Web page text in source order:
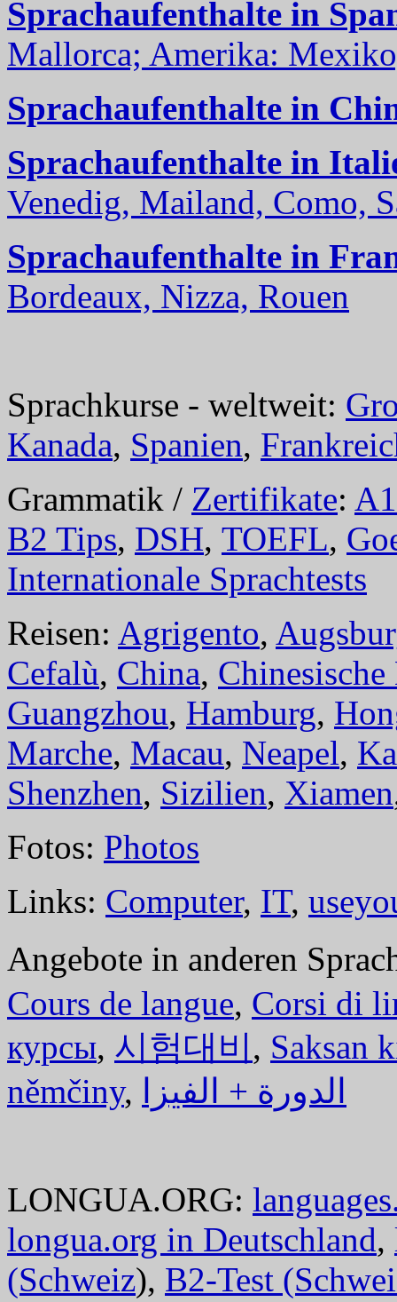
Sprachaufenthalte in
Mallorca; Amerika:
Sprachaufenthalte in
Sprachaufenthalte in
Venedig, Mailand, Como,
Sprachaufenthalte in
Bordeaux, Nizza, Rouen
Sprachkurse - weltweit:
Kanada, Spanien,
Grammatik / Zertifikate: A1
B2 Tips, DSH, TOEFL,
Internationale Sprachtests
Reisen: Agrigento,
Cefalù, China, Chinesische
Guangzhou, Hamburg,
Marche, Macau, Neapel,
Shenzhen, Sizilien, Xiamen
Fotos: Photos
Links: Computer, IT,
Angebote in anderen
Cours de langue, Corsi di
курсы, 시험대비, Saksan
němčiny, الدورة + الفيزا
LONGUA.ORG:
longua.org in Deutschland,
(Schweiz), B2-Test